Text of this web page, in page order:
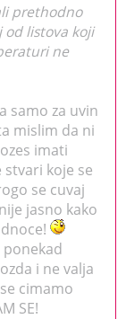
prethodno
od listova koji
ne
samo za uvin
mislim da ni
imati
koje se
se cuvaj
jasno kako
i ne valja
cimamo
SE!